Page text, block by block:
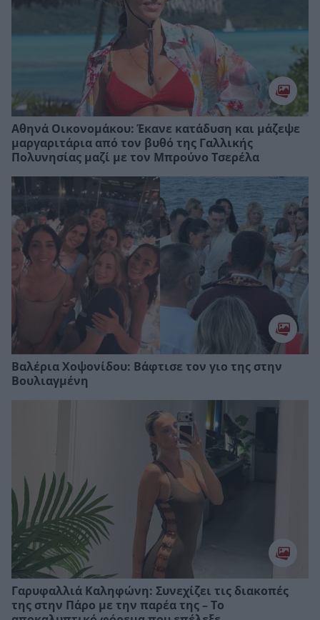
Αθηνά Οικονομάκου: Έκανε κατάδυση και μάζεψε
μαργαριτάρια από τον βυθό της Γαλλικής
Πολυνησίας μαζί με τον Μπρούνο Τσερέλα
Βαλέρια Χοψονίδου: Bάφτισε τον γιο της στην
Βουλιαγμένη
Γαρυφαλλιά Καληφώνη: Συνεχίζει τις διακοπές
της στην Πάρο με την παρέα της – Το